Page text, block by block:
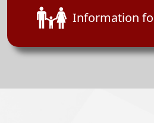
Information